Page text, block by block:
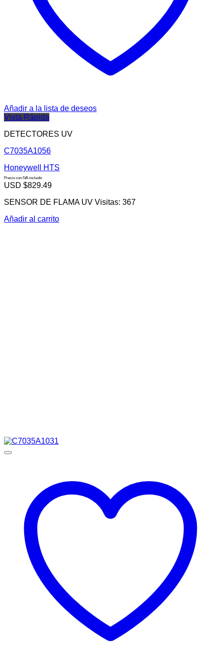
Añadir a la lista de deseos
Vista Rápida
DETECTORES UV
C7035A1056
Honeywell HTS
Precio con IVA incluido
USD $829.49
SENSOR DE FLAMA UV Visitas: 367
Añadir al carrito